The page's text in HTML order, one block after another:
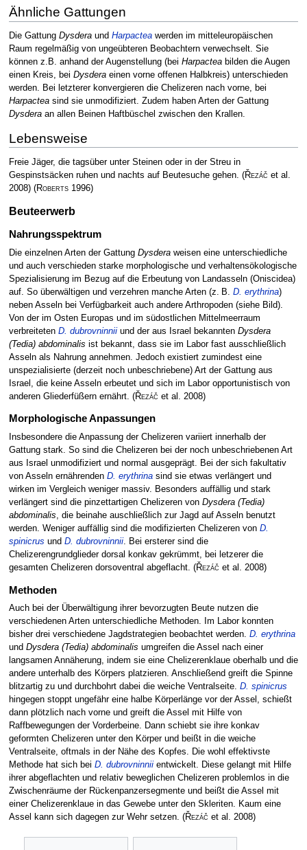
Ähnliche Gattungen
Die Gattung Dysderaund Harpacteawerden im mitteleuropäischen
Raum regelmäßig von ungeübteren Beobachtern verwechselt. Sie
können z.B. anhand der Augenstellung (bei Harpacteabilden die Augen
einen Kreis, bei Dysderaeinen vorne offenen Halbkreis) unterschieden
werden. Bei letzterer konvergieren die Chelizeren nach vorne, bei
Harpacteasind sie unmodifiziert. Zudem haben Arten der Gattung
Dysderaan allen Beinen Haftbüschel zwischen den Krallen.
Lebensweise
Freie Jäger, die tagsüber unter Steinen oder in der Streu in
Gespinstsäcken ruhen und nachts auf Beutesuche gehen. (Řezáč et al.
2008) (Roberts1996)
Beuteerwerb
Nahrungsspektrum
Die einzelnen Arten der Gattung Dysderaweisen eine unterschiedliche
und auch verschieden starke morphologische und verhaltensökologische
Spezialisierung im Bezug auf die Erbeutung von Landasseln (Oniscidea)
auf. So überwältigen und verzehren manche Arten (z. B. D. erythrina)
neben Asseln bei Verfügbarkeit auch andere Arthropoden (siehe Bild).
Von der im Osten Europas und im südostlichen Mittelmeerraum
verbreiteten D. dubrovninniiund der aus Israel bekannten Dysdera
(Tedia) abdominalis ist bekannt, dass sie im Labor fast ausschließlich
Asseln als Nahrung annehmen. Jedoch existiert zumindest eine
unspezialisierte (derzeit noch unbeschriebene) Art der Gattung aus
Israel, die keine Asseln erbeutet und sich im Labor opportunistisch von
anderen Gliederfüßern ernährt. (Řezáč et al. 2008)
Morphologische Anpassungen
Insbesondere die Anpassung der Chelizeren variiert innerhalb der
Gattung stark. So sind die Chelizeren bei der noch unbeschriebenen Art
aus Israel unmodifiziert und normal ausgeprägt. Bei der sich fakultativ
von Asseln ernährenden D. erythrinasind sie etwas verlängert und
wirken im Vergleich weniger massiv. Besonders auffällig und stark
verlängert sind die pinzettartigen Chelizeren von Dysdera (Tedia)
abdominalis, die beinahe auschließlich zur Jagd auf Asseln benutzt
werden. Weniger auffällig sind die modifizierten Chelizeren von D.
spinicrus und D. dubrovninnii. Bei ersterer sind die
Chelizerengrundglieder dorsal konkav gekrümmt, bei letzerer die
gesamten Chelizeren dorsoventral abgeflacht. (Řezáč et al. 2008)
Methoden
Auch bei der Überwältigung ihrer bevorzugten Beute nutzen die
verschiedenen Arten unterschiedliche Methoden. Im Labor konnten
bisher drei verschiedene Jagdstrategien beobachtet werden. D. erythrina
und Dysdera (Tedia) abdominalis umgreifen die Assel nach einer
langsamen Annäherung, indem sie eine Chelizerenklaue oberhalb und die
andere unterhalb des Körpers platzieren. Anschließend greift die Spinne
blitzartig zu und durchbohrt dabei die weiche Ventralseite. D. spinicrus
hingegen stoppt ungefähr eine halbe Körperlänge vor der Assel, schießt
dann plötzlich nach vorne und greift die Assel mit Hilfe von
Raffbewegungen der Vorderbeine. Dann schiebt sie ihre konkav
geformten Chelizeren unter den Körper und beißt in die weiche
Ventralseite, oftmals in der Nähe des Kopfes. Die wohl effektivste
Methode hat sich bei D. dubrovninniientwickelt. Diese gelangt mit Hilfe
ihrer abgeflachten und relativ beweglichen Chelizeren problemlos in die
Zwischenräume der Rückenpanzersegmente und beißt die Assel mit
einer Chelizerenklaue in das Gewebe unter den Skleriten. Kaum eine
Assel kann sich dagegen zur Wehr setzen. (Řezáč et al. 2008)